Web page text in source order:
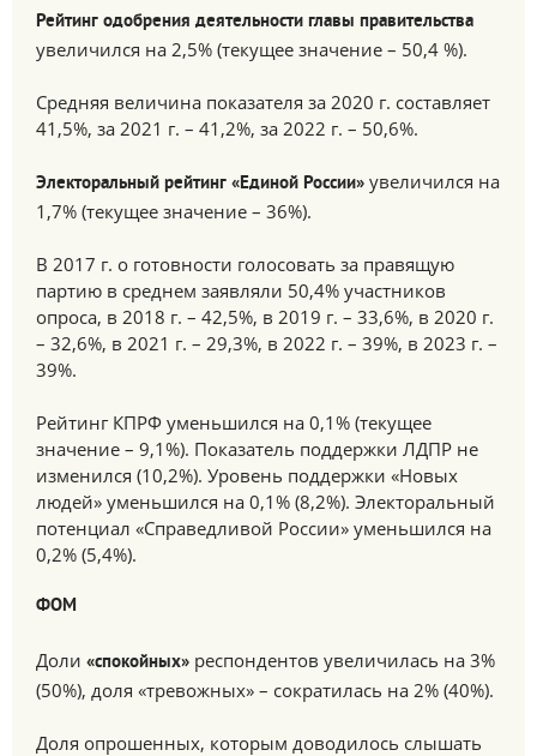
Рейтинг одобрения деятельности главы правительства
увеличился на 2,5% (текущее значение – 50,4 %).
Средняя величина показателя за 2020 г. составляет
41,5%, за 2021 г. – 41,2%, за 2022 г. – 50,6%.
Электоральный рейтинг «Единой России» увеличился на
1,7% (текущее значение – 36%).
В 2017 г. о готовности голосовать за правящую
партию в среднем заявляли 50,4% участников
опроса, в 2018 г. – 42,5%, в 2019 г. – 33,6%, в 2020 г.
– 32,6%, в 2021 г. – 29,3%, в 2022 г. – 39%, в 2023 г. –
39%.
Рейтинг КПРФ уменьшился на 0,1% (текущее
значение – 9,1%). Показатель поддержки ЛДПР не
изменился (10,2%). Уровень поддержки «Новых
людей» уменьшился на 0,1% (8,2%). Электоральный
потенциал «Справедливой России» уменьшился на
0,2% (5,4%).
ФОМ
Доли «спокойных» респондентов увеличилась на 3%
(50%), доля «тревожных» – сократилась на 2% (40%).
Доля опрошенных, которым доводилось слышать